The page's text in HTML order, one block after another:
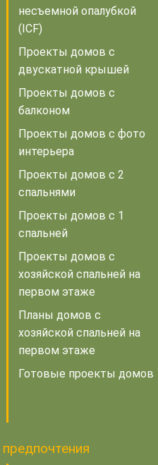
несъемной опалубкой
(ICF)
Проекты домов с
двускатной крышей
Проекты домов с
балконом
Проекты домов с фото
интерьера
Проекты домов с 2
спальнями
Проекты домов с 1
спальней
Проекты домов с
хозяйской спальней на
первом этаже
Планы домов с
хозяйской спальней на
первом этаже
Готовые проекты домов